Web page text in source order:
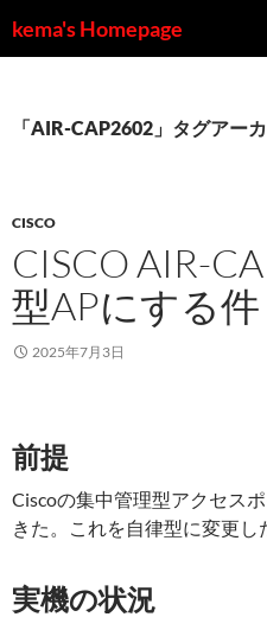
ン
プ
kema's Homepage
索
「AIR-CAP2602」タグアー
CISCO
CISCO AIR-
型APにする件
2025年7月3日
前提
Ciscoの集中管理型アクセス
きた。これを自律型に変更し
実機の状況